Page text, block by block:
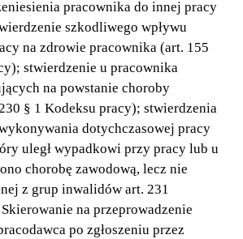
pracownika do innej pracy
szkodliwego wpływu
na zdrowie pracownika (art. 155
stwierdzenie u pracownika
na powstanie choroby
§ 1 Kodeksu pracy); stwierdzenia
dotychczasowej pracy
uległ wypadkowi przy pracy lub u
chorobę zawodową, lecz nie
z grup inwalidów art. 231
na przeprowadzenie
po zgłoszeniu przez